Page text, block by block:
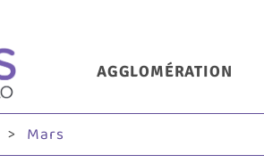
MenuAGGLOMÉRATION
Mars